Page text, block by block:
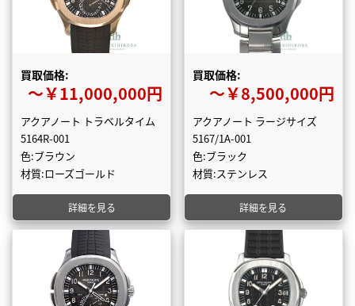
買取価格:
〜￥11,000,000円
アクアノート トラベルタイム
5164R-001
色:ブラウン
材質:ローズゴールド
詳細を見る
買取価格:
〜￥8,500,000円
アクアノート ラージサイズ
5167/1A-001
色:ブラック
材質:ステンレス
詳細を見る